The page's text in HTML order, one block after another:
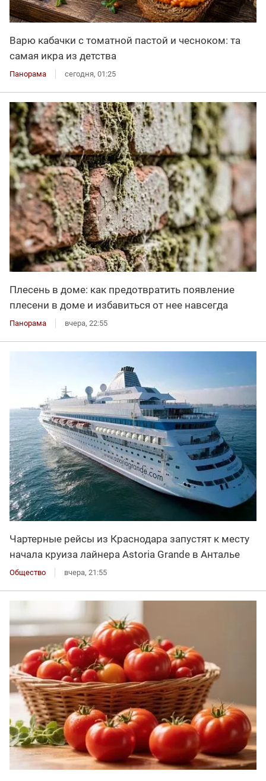
Варю кабачки с томатной пастой и чесноком: та
самая икра из детства
Панорама сегодня, 01:25
Плесень в доме: как предотвратить появление
плесени в доме и избавиться от нее навсегда
Панорама вчера, 22:55
Чартерные рейсы из Краснодара запустят к месту
начала круиза лайнера Astoria Grande в Анталье
Общество вчера, 21:55